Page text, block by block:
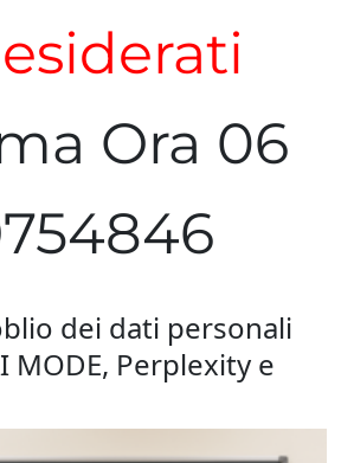
Ora 06
dei dati personali
MODE, Perplexity e